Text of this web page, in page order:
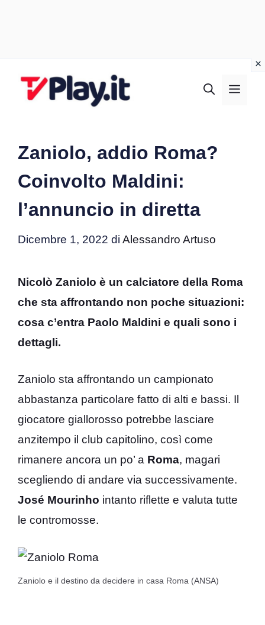
Zaniolo, addio Roma?
Coinvolto Maldini:
l’annuncio in diretta
Dicembre 1, 2022 di Alessandro Artuso
Nicolò Zaniolo è un calciatore della Roma
che sta affrontando non poche situazioni:
cosa c’entra Paolo Maldini e quali sono i
dettagli.
Zaniolo sta affrontando un campionato
abbastanza particolare fatto di alti e bassi. Il
giocatore giallorosso potrebbe lasciare
anzitempo il club capitolino, così come
rimanere ancora un po’ a Roma, magari
scegliendo di andare via successivamente.
José Mourinho intanto riflette e valuta tutte
le contromosse.
Zaniolo e il destino da decidere in casa Roma (ANSA)